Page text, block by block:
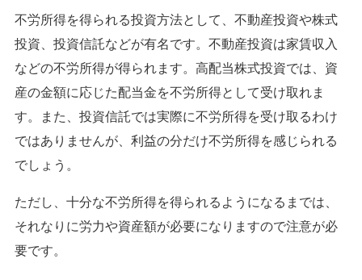
不労所得を得られる投資方法として、不動産投資や株式
投資、投資信託などが有名です。不動産投資は家賃収入
などの不労所得が得られます。高配当株式投資では、資
産の金額に応じた配当金を不労所得として受け取れま
す。また、投資信託では実際に不労所得を受け取るわけ
ではありませんが、利益の分だけ不労所得を感じられる
でしょう。
ただし、十分な不労所得を得られるようになるまでは、
それなりに労力や資産額が必要になりますので注意が必
要です。